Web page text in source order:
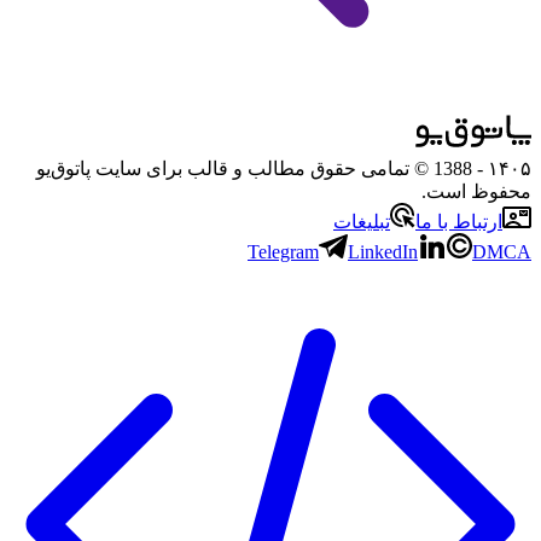
۱۴۰۵
- 1388 © تمامی حقوق مطالب و قالب برای سایت پاتوق‌یو
محفوظ است.
ارتباط با ما
تبلیغات
Telegram
LinkedIn DMCA